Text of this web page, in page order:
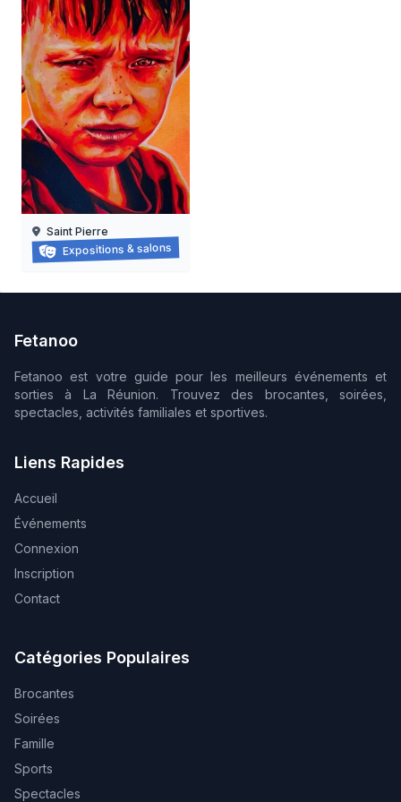
Face à Face
18/07/2026 au
Saint Pierre
Expositions & salons
Fetanoo
Fetanoo est votre guide pour les meilleurs événements et
sorties à La Réunion. Trouvez des brocantes, soirées,
spectacles, activités familiales et sportives.
Liens Rapides
Accueil
Événements
Connexion
Inscription
Contact
Catégories Populaires
Brocantes
Soirées
Famille
Sports
Spectacles